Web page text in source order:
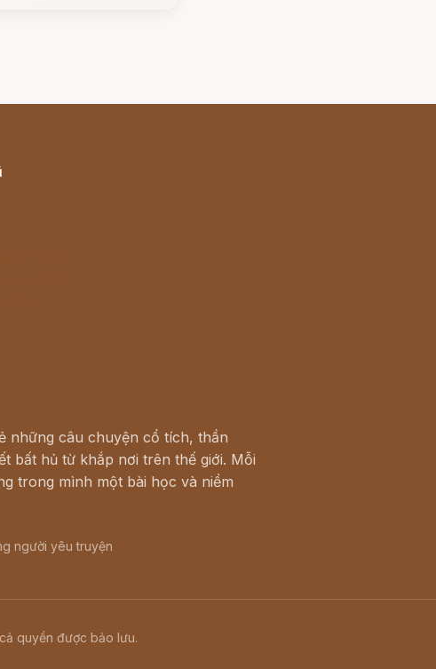
hạnh phúc thật sự.
những câu chuyện cổ tích, thần
bất hủ từ khắp nơi trên thế giới. Mỗi
trong mình một bài học và niềm
người yêu truyện
quyền được bảo lưu.